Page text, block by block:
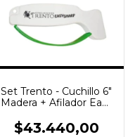
Set Trento - Cuchillo 6"
Madera + Afilador Easy
$43.440,00